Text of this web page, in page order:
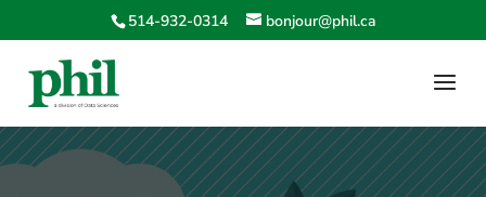
514-932-0314 bonjour@phil.ca